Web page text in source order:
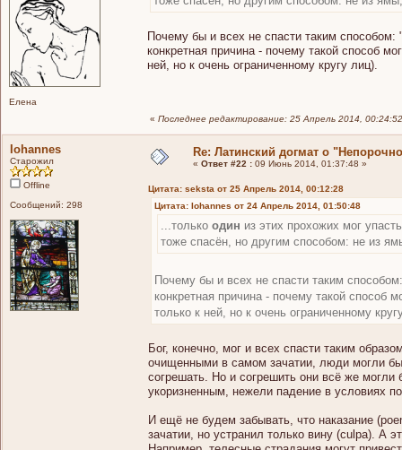
Елена
Почему бы и всех не спасти таким способом:
конкретная причина - почему такой способ
ней, но к очень ограниченному кругу лиц).
« Последнее редактирование: 25 Апрель 2014,
Iohannes
Старожил
Offline
Сообщений: 298
Re: Латинский догмат о
« Ответ #22 : 09 Июнь 2014, 01:37:48 »
Цитата: seksta от 25 Апрель 2014, 00:12:28
Цитата: Iohannes от 24 Апрель 2014, 01:50:48
...только один из этих прохожих мог
тоже спасён, но другим способом: не из
Почему бы и всех не спасти таким
конкретная причина - почему такой способ
только к ней, но к очень ограниченному
Бог, конечно, мог и всех спасти таким
очищенными в самом зачатии, люди могли
согрешать. Но и согрешить они всё же
укоризненным, нежели падение в условиях
И ещё не будем забывать, что наказание
зачатии, но устранил только вину (culpa). А